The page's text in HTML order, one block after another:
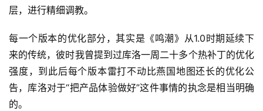
层，进行精细调教。
每一个版本的优化部分，其实是《鸣潮》从1.0时期延续下
来的传统，彼时我曾提到过库洛一周二十多个热补丁的优化
强度，到此后每个版本雷打不动比燕国地图还长的优化公
告，库洛对于“把产品体验做好”这件事情的执念是相当明确
的。